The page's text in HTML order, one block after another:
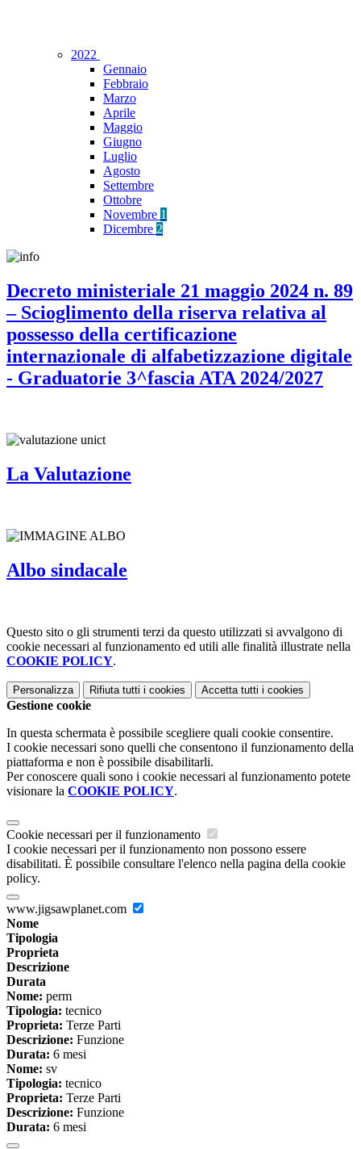
2022
Gennaio
Febbraio
Marzo
Aprile
Maggio
Giugno
Luglio
Agosto
Settembre
Ottobre
Novembre 1
Dicembre 2
Decreto ministeriale 21 maggio 2024 n. 89
– Scioglimento della riserva relativa al
possesso della certificazione
internazionale di alfabetizzazione digitale
- Graduatorie 3^fascia ATA 2024/2027
La Valutazione
Albo sindacale
Questo sito o gli strumenti terzi da questo utilizzati si avvalgono di
cookie necessari al funzionamento ed utili alle finalità illustrate nella
COOKIE POLICY.
Personalizza Rifiuta tutti i cookies Accetta tutti i cookies
Gestione cookie
In questa schermata è possibile scegliere quali cookie consentire.
I cookie necessari sono quelli che consentono il funzionamento della
piattaforma e non è possibile disabilitarli.
Per conoscere quali sono i cookie necessari al funzionamento potete
visionare la COOKIE POLICY.
Cookie necessari per il funzionamento
I cookie necessari per il funzionamento non possono essere
disabilitati. È possibile consultare l'elenco nella pagina della cookie
policy.
www.jigsawplanet.com
Nome
Tipologia
Proprieta
Descrizione
Durata
Nome: perm
Tipologia: tecnico
Proprieta: Terze Parti
Descrizione: Funzione
Durata: 6 mesi
Nome: sv
Tipologia: tecnico
Proprieta: Terze Parti
Descrizione: Funzione
Durata: 6 mesi